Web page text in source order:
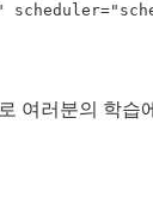
여러분의 학